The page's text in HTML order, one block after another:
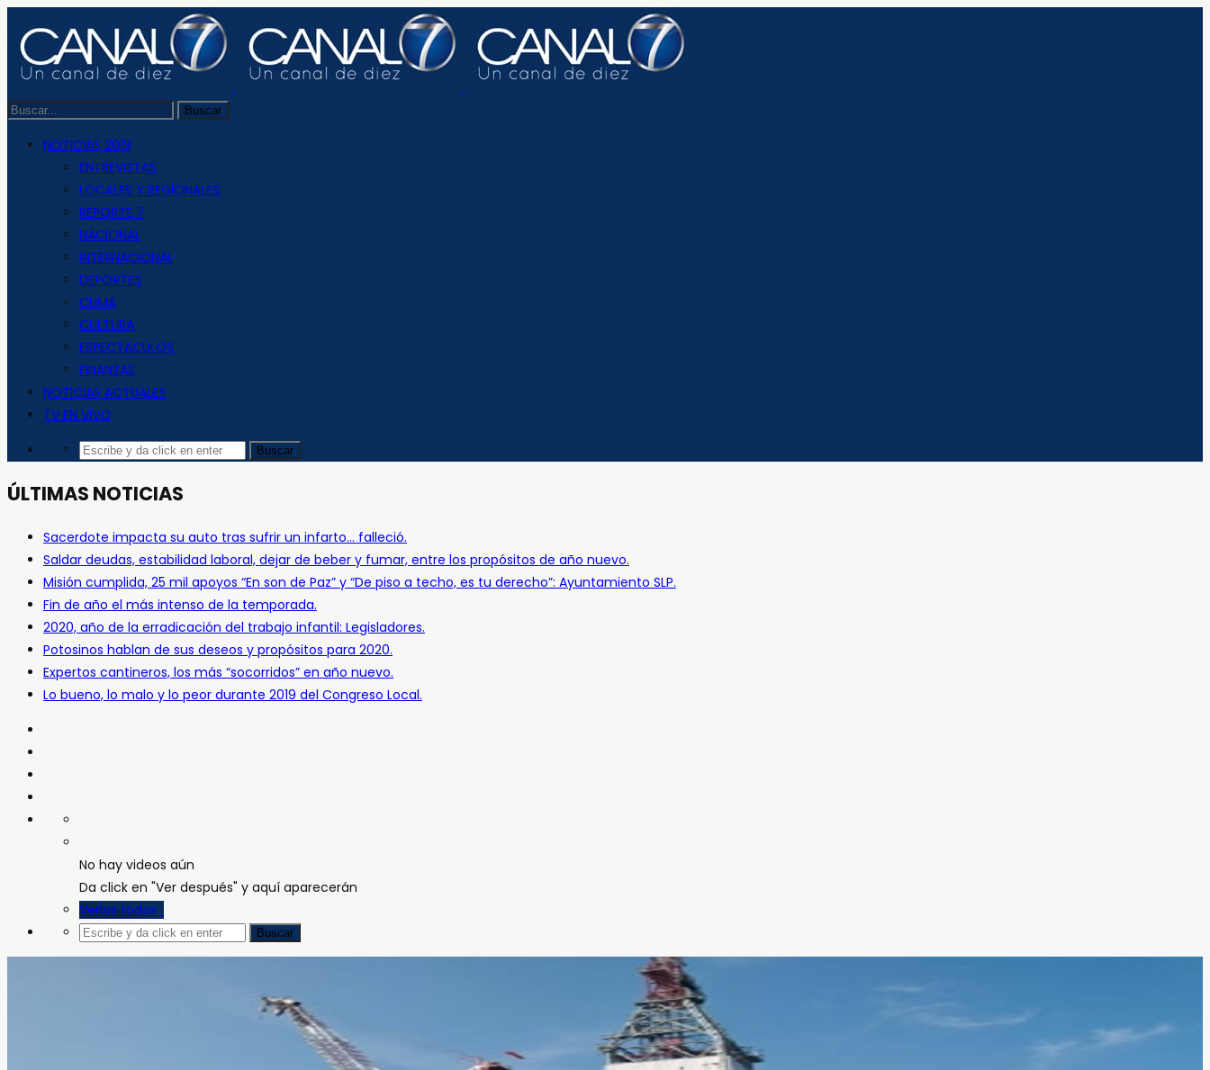
NOTICIAS 2019
ENTREVISTAS
LOCALES Y REGIONALES
REPORTE 7
NACIONAL
INTERNACIONAL
DEPORTES
CLIMA
CULTURA
ESPECTACULOS
FINANZAS
NOTICIAS ACTUALES
TV EN VIVO
ÚLTIMAS NOTICIAS
Sacerdote impacta su auto tras sufrir un infarto… falleció.
Saldar deudas, estabilidad laboral, dejar de beber y fumar, entre los propósitos de año nuevo.
Misión cumplida, 25 mil apoyos “En son de Paz” y “De piso a techo, es tu derecho”: Ayuntamiento SLP.
Fin de año el más intenso de la temporada.
2020, año de la erradicación del trabajo infantil: Legisladores.
Potosinos hablan de sus deseos y propósitos para 2020.
Expertos cantineros, los más “socorridos” en año nuevo.
Lo bueno, lo malo y lo peor durante 2019 del Congreso Local.
No hay videos aún
Da click en "Ver después" y aquí aparecerán
Verlos todos